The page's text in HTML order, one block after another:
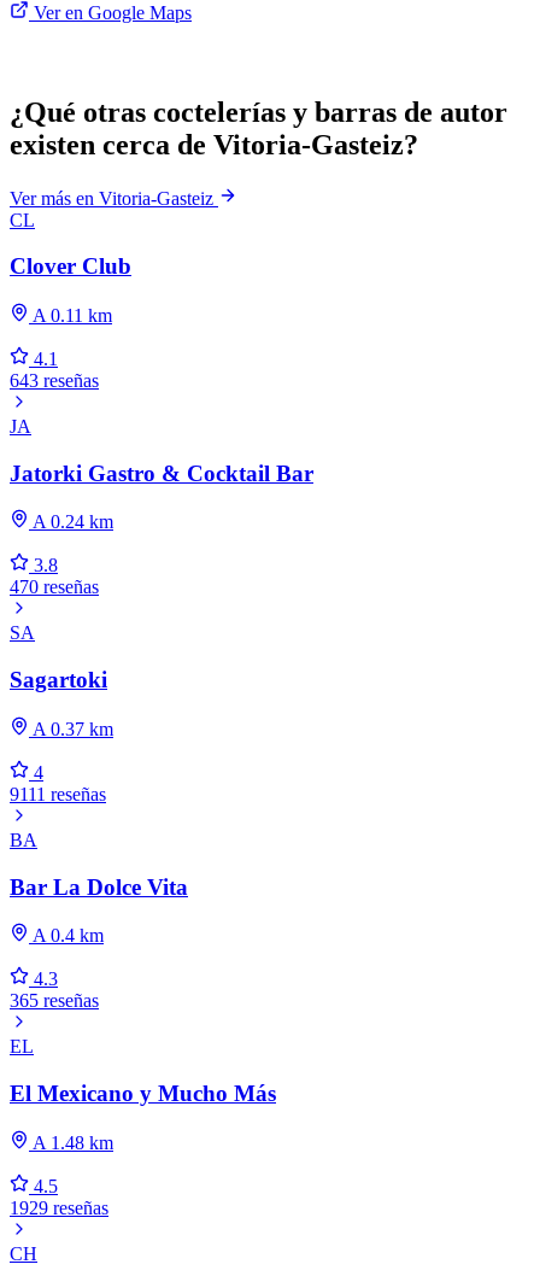
Ver en Google Maps
¿Qué otras coctelerías y barras de autor
existen cerca de Vitoria-Gasteiz?
Ver más en Vitoria-Gasteiz
CL
Clover Club
A 0.11 km
4.1
643 reseñas
JA
Jatorki Gastro & Cocktail Bar
A 0.24 km
3.8
470 reseñas
SA
Sagartoki
A 0.37 km
4
9111 reseñas
BA
Bar La Dolce Vita
A 0.4 km
4.3
365 reseñas
EL
El Mexicano y Mucho Más
A 1.48 km
4.5
1929 reseñas
CH